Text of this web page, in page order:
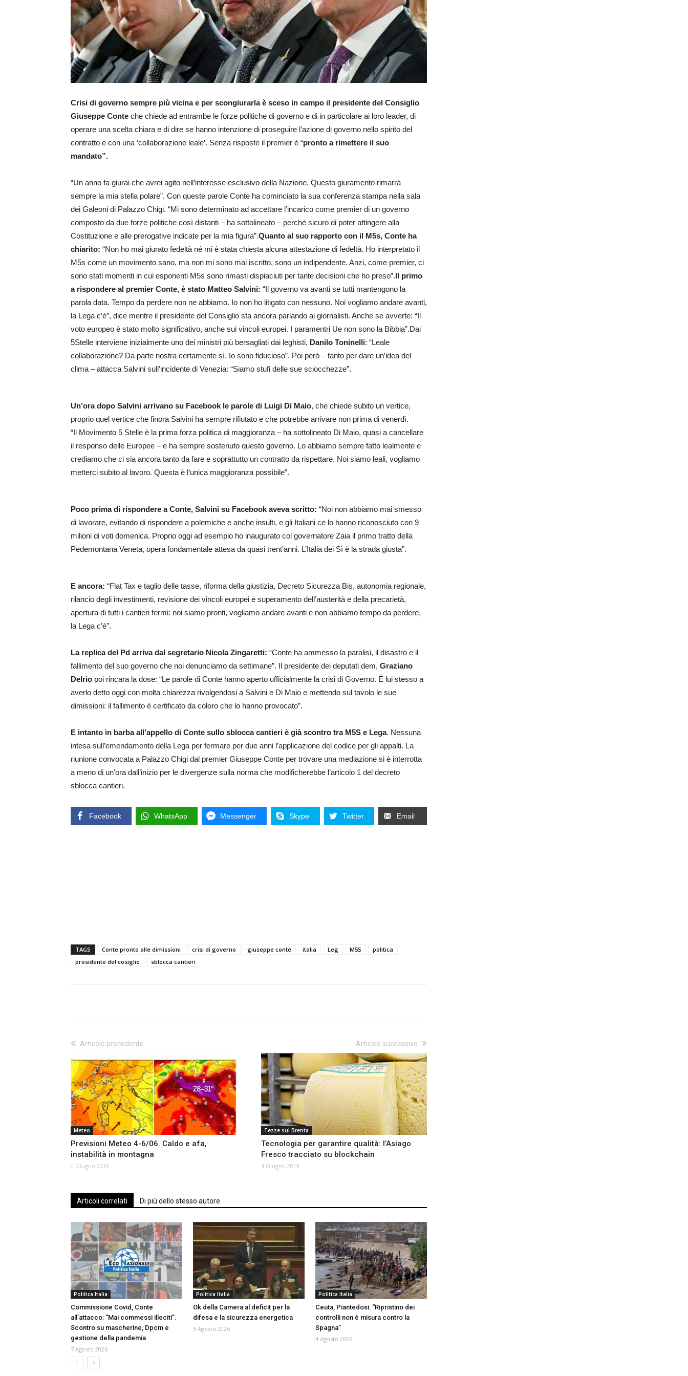
Crisi di governo sempre più vicina e per scongiurarla è sceso in campo il presidente del Consiglio
Giuseppe Conte che chiede ad entrambe le forze politiche di governo e di in particolare ai loro leader, di
operare una scelta chiara e di dire se hanno intenzione di proseguire l’azione di governo nello spirito del
contratto e con una ‘collaborazione leale’. Senza risposte il premier è “pronto a rimettere il suo
mandato”.
“Un anno fa giurai che avrei agito nell’interesse esclusivo della Nazione. Questo giuramento rimarrà
sempre la mia stella polare”. Con queste parole Conte ha cominciato la sua conferenza stampa nella sala
dei Galeoni di Palazzo Chigi. “Mi sono determinato ad accettare l’incarico come premier di un governo
composto da due forze politiche così distanti – ha sottolineato – perché sicuro di poter attingere alla
Costituzione e alle prerogative indicate per la mia figura”.Quanto al suo rapporto con il M5s, Conte ha
chiarito: “Non ho mai giurato fedeltà né mi è stata chiesta alcuna attestazione di fedeltà. Ho interpretato il
M5s come un movimento sano, ma non mi sono mai iscritto, sono un indipendente. Anzi, come premier, ci
sono stati momenti in cui esponenti M5s sono rimasti dispiaciuti per tante decisioni che ho preso”.Il primo
a rispondere al premier Conte, è stato Matteo Salvini: “Il governo va avanti se tutti mantengono la
parola data. Tempo da perdere non ne abbiamo. Io non ho litigato con nessuno. Noi vogliamo andare avanti,
la Lega c’è”, dice mentre il presidente del Consiglio sta ancora parlando ai giornalisti. Anche se avverte: “Il
voto europeo è stato molto significativo, anche sui vincoli europei. I paramentri Ue non sono la Bibbia”.Dai
5Stelle interviene inizialmente uno dei ministri più bersagliati dai leghisti, Danilo Toninelli: “Leale
collaborazione? Da parte nostra certamente sì. Io sono fiducioso”. Poi però – tanto per dare un’idea del
clima – attacca Salvini sull’incidente di Venezia: “Siamo stufi delle sue sciocchezze”.
Un’ora dopo Salvini arrivano su Facebook le parole di Luigi Di Maio, che chiede subito un vertice,
proprio quel vertice che finora Salvini ha sempre rifiutato e che potrebbe arrivare non prima di venerdì.
“Il Movimento 5 Stelle è la prima forza politica di maggioranza – ha sottolineato Di Maio, quasi a cancellare
il responso delle Europee – e ha sempre sostenuto questo governo. Lo abbiamo sempre fatto lealmente e
crediamo che ci sia ancora tanto da fare e soprattutto un contratto da rispettare. Noi siamo leali, vogliamo
metterci subito al lavoro. Questa è l’unica maggioranza possibile”.
Poco prima di rispondere a Conte, Salvini su Facebook aveva scritto: “Noi non abbiamo mai smesso
di lavorare, evitando di rispondere a polemiche e anche insulti, e gli Italiani ce lo hanno riconosciuto con 9
milioni di voti domenica. Proprio oggi ad esempio ho inaugurato col governatore Zaia il primo tratto della
Pedemontana Veneta, opera fondamentale attesa da quasi trent’anni. L’Italia dei Sì è la strada giusta”.
E ancora: “Flat Tax e taglio delle tasse, riforma della giustizia, Decreto Sicurezza Bis, autonomia regionale,
rilancio degli investimenti, revisione dei vincoli europei e superamento dell’austerità e della precarietà,
apertura di tutti i cantieri fermi: noi siamo pronti, vogliamo andare avanti e non abbiamo tempo da perdere,
la Lega c’è”.
La replica del Pd arriva dal segretario Nicola Zingaretti: “Conte ha ammesso la paralisi, il disastro e il
fallimento del suo governo che noi denunciamo da settimane”. Il presidente dei deputati dem, Graziano
Delrio poi rincara la dose: “Le parole di Conte hanno aperto ufficialmente la crisi di Governo. È lui stesso a
averlo detto oggi con molta chiarezza rivolgendosi a Salvini e Di Maio e mettendo sul tavolo le sue
dimissioni: il fallimento è certificato da coloro che lo hanno provocato”.
E intanto in barba all’appello di Conte sullo sblocca cantieri è già scontro tra M5S e Lega. Nessuna
intesa sull’emendamento della Lega per fermare per due anni l’applicazione del codice per gli appalti. La
riunione convocata a Palazzo Chigi dal premier Giuseppe Conte per trovare una mediazione si è interrotta
a meno di un’ora dall’inizio per le divergenze sulla norma che modificherebbe l’articolo 1 del decreto
sblocca cantieri.
Facebook WhatsApp Messenger Skype Twitter Email
TAGS Conte pronto alle dimissioni crisi di governo giuseppe conte italia Leg M5S
politica
presidente del cosiglio
sblocca cantieri
Articolo precedente
Meteo
Previsioni Meteo 4-6/06. Caldo e afa,
instabilità in montagna
4 Giugno 2019
Articolo successivo
Tezze sul Brenta
Tecnologia per garantire qualità: l’Asiago
Fresco tracciato su blockchain
4 Giugno 2019
Articoli correlati Di più dello stesso autore
Politica Italia
Commissione Covid, Conte
all’attacco: “Mai commessi illeciti”.
Scontro su mascherine, Dpcm e
gestione della pandemia
7 Agosto 2026
Politica Italia
Ok della Camera al deficit per la
difesa e la sicurezza energetica
5 Agosto 2026
Politica Italia
Ceuta, Piantedosi: “Ripristino dei
controlli non è misura contro la
Spagna”
4 Agosto 2026